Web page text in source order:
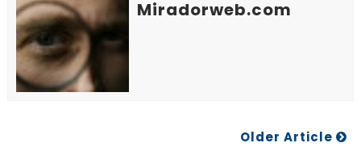
Miradorweb.com
Older Article